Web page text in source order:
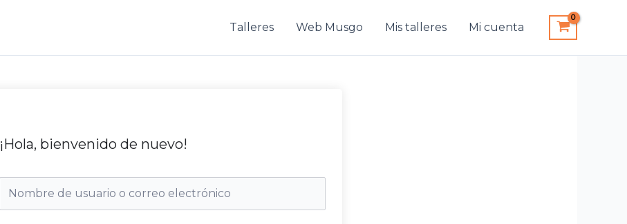
Talleres Web Musgo Mis talleres Mi cuenta
¡Hola, bienvenido de nuevo!